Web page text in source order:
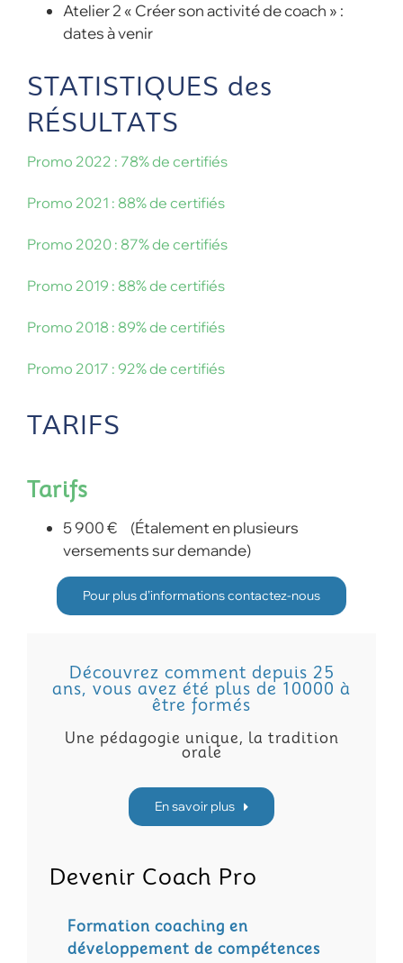
Atelier 2 « Créer son activité de coach » :
dates à venir
STATISTIQUES des
RÉSULTATS
Promo 2022 : 78% de certifiés
Promo 2021 : 88% de certifiés
Promo 2020 : 87% de certifiés
Promo 2019 : 88% de certifiés
Promo 2018 : 89% de certifiés
Promo 2017 : 92% de certifiés
TARIFS
Tarifs
5 900 € (Étalement en plusieurs
versements sur demande)
Pour plus d’informations contactez-nous
Découvrez comment depuis 25
ans, vous avez été plus de 10000 à
être formés
Une pédagogie unique, la tradition
orale
En savoir plus
Devenir Coach Pro
Formation coaching en
développement de compétences